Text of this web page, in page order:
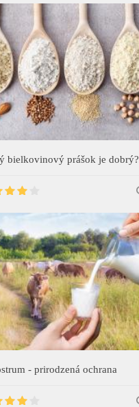
bielkovinový prášok je dobrý?
- prirodzená ochrana